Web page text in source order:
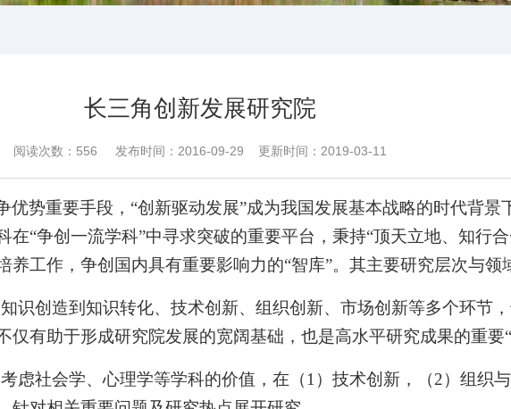
长三角创新发展研究院
阅读次数： 556 发布时间：2016-09-29 更新时间：2019-03-11
势重要手段，“创新驱动发展”成为我国发展基本战略的时代背景
“争创一流学科”中寻求突破的重要平台，秉持“顶天立地、知行合
工作，争创国内具有重要影响力的“智库”。其主要研究层次与领
识创造到知识转化、技术创新、组织创新、市场创新等多个环节
仅有助于形成研究院发展的宽阔基础，也是高水平研究成果的重要“
虑社会学、心理学等学科的价值，在（1 ）技术创新，（2）组织